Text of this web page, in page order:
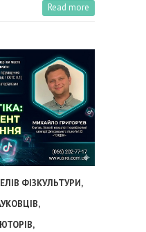
Read more
ФІЗКУЛЬТУРИ,
,
,